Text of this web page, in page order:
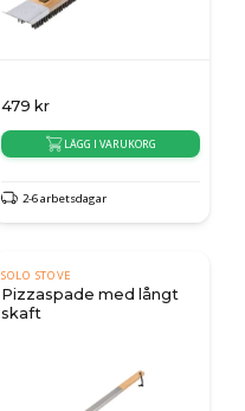
479 kr
LÄGG I VARUKORG
2-6 arbetsdagar
SOLO STOVE
Pizzaspade med långt
skaft